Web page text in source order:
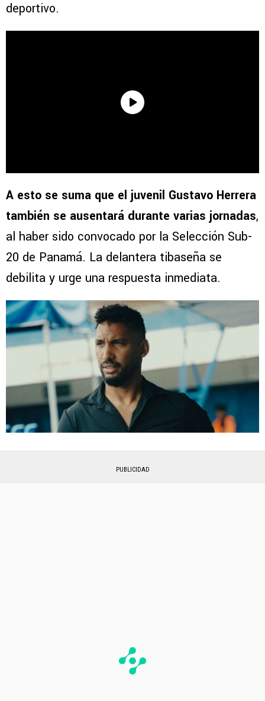
deportivo.
A esto se suma que el juvenil Gustavo Herrera
también se ausentará durante varias jornadas,
al haber sido convocado por la Selección Sub-
20 de Panamá. La delantera tibaseña se
debilita y urge una respuesta inmediata.
PUBLICIDAD